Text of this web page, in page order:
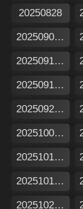
20250828
20250905加更版
20250912加更版
20250919加更版
20250926加更版
20251003加更版
20251010加更版
20251017加更版
20251024加更版